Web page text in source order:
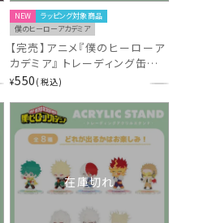
NEW
ラッピング対象商品
僕のヒーローアカデミア
【完売】アニメ『僕のヒーローア
カデミア』 トレーディング缶バッ
ジ 僕のヒーローアカデミア
¥550 税込
在庫切れ